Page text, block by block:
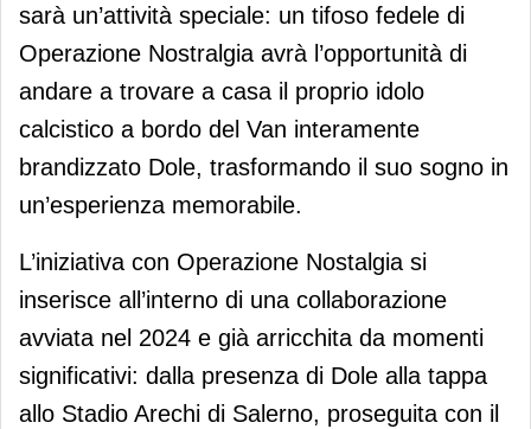
sarà un’attività speciale: un tifoso fedele di
Operazione Nostralgia avrà l’opportunità di
andare a trovare a casa il proprio idolo
calcistico a bordo del Van interamente
brandizzato Dole, trasformando il suo sogno in
un’esperienza memorabile.
L’iniziativa con Operazione Nostalgia si
inserisce all’interno di una collaborazione
avviata nel 2024 e già arricchita da momenti
significativi: dalla presenza di Dole alla tappa
allo Stadio Arechi di Salerno, proseguita con il